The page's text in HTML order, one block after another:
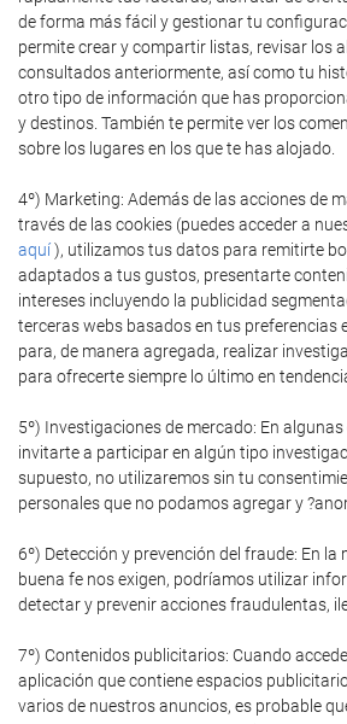
de forma más fácil y gestionar tu
permite crear y compartir listas, revisar los
consultados anteriormente, así como tu
otro tipo de información que has
y destinos. También te permite ver los
sobre los lugares en los que te has alojado.
4º) Marketing: Además de las acciones de
través de las cookies (puedes acceder a
aquí), utilizamos tus datos para remitirte
adaptados a tus gustos, presentarte
intereses incluyendo la publicidad
terceras webs basados en tus preferencias
para, de manera agregada, realizar
para ofrecerte siempre lo último en
5º) Investigaciones de mercado: En
invitarte a participar en algún tipo
supuesto, no utilizaremos sin tu
personales que no podamos agregar y
6º) Detección y prevención del fraude: En la
buena fe nos exigen, podríamos utilizar
detectar y prevenir acciones fraudulentas,
7º) Contenidos publicitarios: Cuando
aplicación que contiene espacios
varios de nuestros anuncios, es probable